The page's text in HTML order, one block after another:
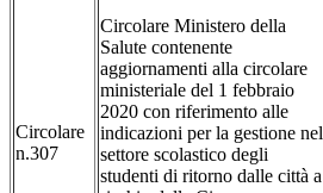
Circolare
n.307
Circolare Ministero della
Salute contenente
aggiornamenti alla circolare
ministeriale del 1 febbraio
2020 con riferimento alle
indicazioni per la gestione nel
settore scolastico degli
studenti di ritorno dalle città a